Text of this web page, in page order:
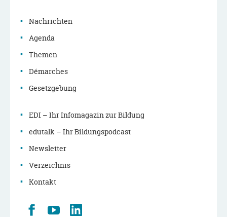
Nachrichten
Agenda
Themen
Démarches
Gesetzgebung
EDI – Ihr Infomagazin zur Bildung
edutalk – Ihr Bildungspodcast
Newsletter
Verzeichnis
Kontakt
Retrouvez
nous
Youtube